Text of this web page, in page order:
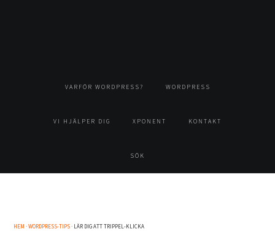
VARFÖR WORDPRESS? WORDPRESS
VI HJÄLPER DIG XPONENT KONTAKT
SÖK
HEM ·WORDPRESS-TIPS· LÄR DIG ATT TRIPPEL-KLICKA